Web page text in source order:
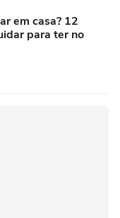
em casa? 12
para ter no